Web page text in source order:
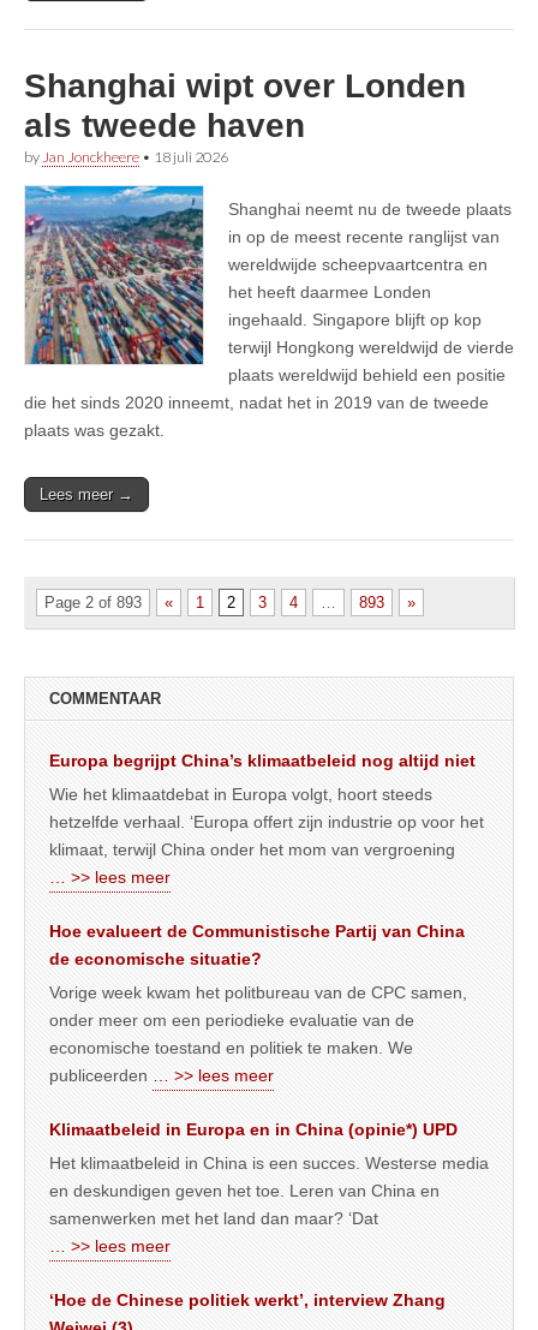
Shanghai wipt over Londen
als tweede haven
by Jan Jonckheere • 18 juli 2026
Shanghai neemt nu de tweede plaats
in op de meest recente ranglijst van
wereldwijde scheepvaartcentra en
het heeft daarmee Londen
ingehaald. Singapore blijft op kop
terwijl Hongkong wereldwijd de vierde
plaats wereldwijd behield een positie
die het sinds 2020 inneemt, nadat het in 2019 van de tweede
plaats was gezakt.
Lees meer →
Page 2 of 893 « 1 2 3 4 893 »
COMMENTAAR
Europa begrijpt China’s klimaatbeleid nog altijd niet
Wie het klimaatdebat in Europa volgt, hoort steeds
hetzelfde verhaal. ‘Europa offert zijn industrie op voor het
klimaat, terwijl China onder het mom van vergroening
… >> lees meer
Hoe evalueert de Communistische Partij van China
de economische situatie?
Vorige week kwam het politbureau van de CPC samen,
onder meer om een periodieke evaluatie van de
economische toestand en politiek te maken. We
publiceerden
… >> lees meer
Klimaatbeleid in Europa en in China (opinie*) UPD
Het klimaatbeleid in China is een succes. Westerse media
en deskundigen geven het toe. Leren van China en
samenwerken met het land dan maar? ‘Dat
… >> lees meer
‘Hoe de Chinese politiek werkt’, interview Zhang